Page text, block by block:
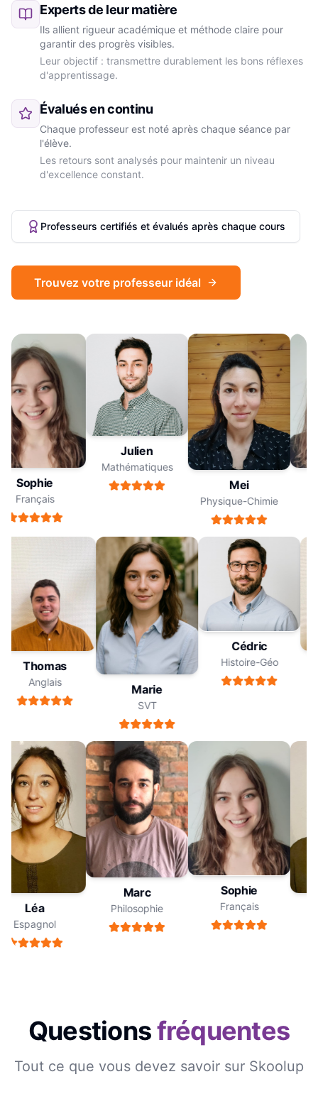
Sophie
Français
Julien
Mathématiques
Mei
Physique-Chimie
Thomas
Anglais
Marie
SVT
Cédric
Histoire-Géo
Léa
Espagnol
Marc
Philosophie
Sophie
Français
Experts de leur matière
Ils allient rigueur académique et méthode claire pour
garantir des progrès visibles.
Leur objectif : transmettre durablement les bons réflexes
d'apprentissage.
Évalués en continu
Chaque professeur est noté après chaque séance par
l'élève.
Les retours sont analysés pour maintenir un niveau
d'excellence constant.
Professeurs certifiés et évalués après chaque cours
Trouvez votre professeur idéal
Questionsfréquentes
Tout ce que vous devez savoir sur Skoolup